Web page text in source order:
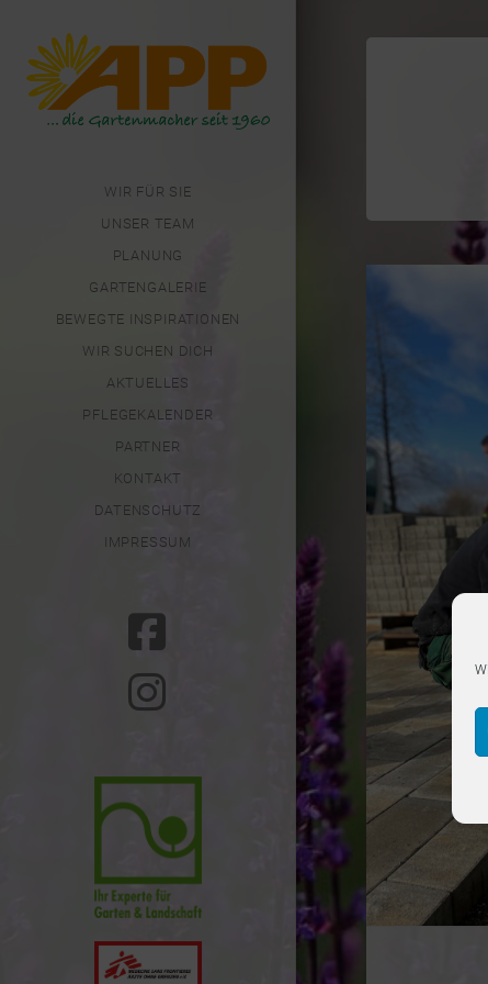
WIR FÜR SIE
UNSER TEAM
PLANUNG
GARTENGALERIE
BEWEGTE INSPIRATIONEN
WIR SUCHEN DICH
AKTUELLES
PFLEGEKALENDER
PARTNER
KONTAKT
DATENSCHUTZ
IMPRESSUM